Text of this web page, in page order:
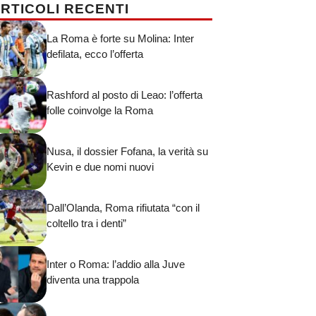
RECENTI
La Roma è forte su Molina: Inter
defilata, ecco l’offerta
Rashford al posto di Leao: l’offerta
folle coinvolge la Roma
Nusa, il dossier Fofana, la verità su
Kevin e due nomi nuovi
Dall’Olanda, Roma rifiutata “con il
coltello tra i denti”
Inter o Roma: l’addio alla Juve
diventa una trappola